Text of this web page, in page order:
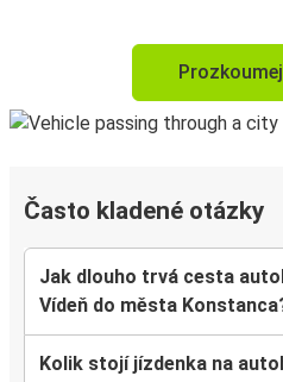
Často kladené otázky
Jak dlouho trvá cesta
Vídeň do města
Kolik stojí jízdenka na